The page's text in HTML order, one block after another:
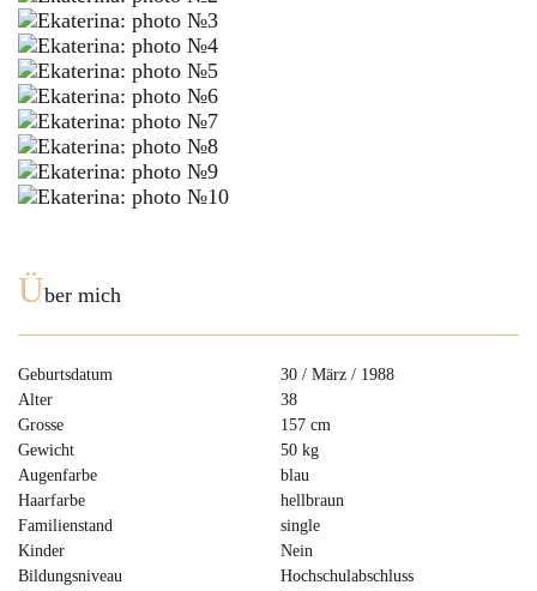
Über mich
Geburtsdatum
30 / März / 1988
Alter
38
Grosse
157 cm
Gewicht
50 kg
Augenfarbe
blau
Haarfarbe
hellbraun
Familienstand
single
Kinder
Nein
Bildungsniveau
Hochschulabschluss